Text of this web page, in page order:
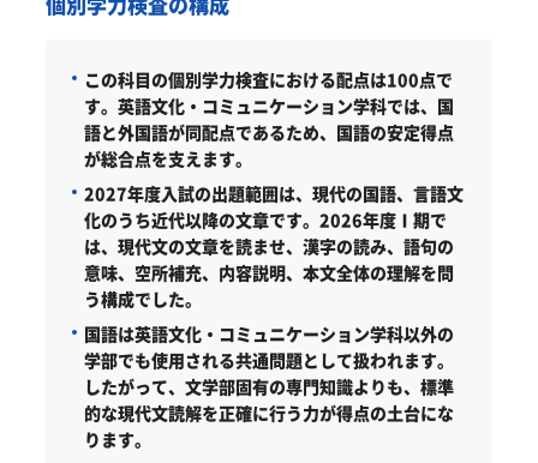
この科目の個別学力検査における配点は100点で
す。英語文化・コミュニケーション学科では、国
語と外国語が同配点であるため、国語の安定得点
が総合点を支えます。
2027年度入試の出題範囲は、現代の国語、言語文
化のうち近代以降の文章です。2026年度Ⅰ期で
は、現代文の文章を読ませ、漢字の読み、語句の
意味、空所補充、内容説明、本文全体の理解を問
う構成でした。
国語は英語文化・コミュニケーション学科以外の
学部でも使用される共通問題として扱われます。
したがって、文学部固有の専門知識よりも、標準
的な現代文読解を正確に行う力が得点の土台にな
ります。